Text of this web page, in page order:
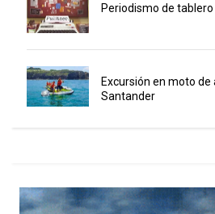
Periodismo de
Excursión en moto de
Santander